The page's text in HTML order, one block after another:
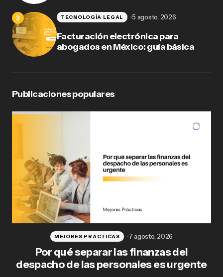
Facturación electrónica para
abogados en México: guía básica
TECNOLOGÍA LEGAL 5 agosto, 2026
Publicaciones populares
Por qué separar las finanzas del
despacho de las personales es urgente
MEJORES PRÁCTICAS 7 agosto, 2026